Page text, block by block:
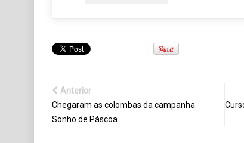
Anterior
Chegaram as colombas da campanha
Sonho de Páscoa